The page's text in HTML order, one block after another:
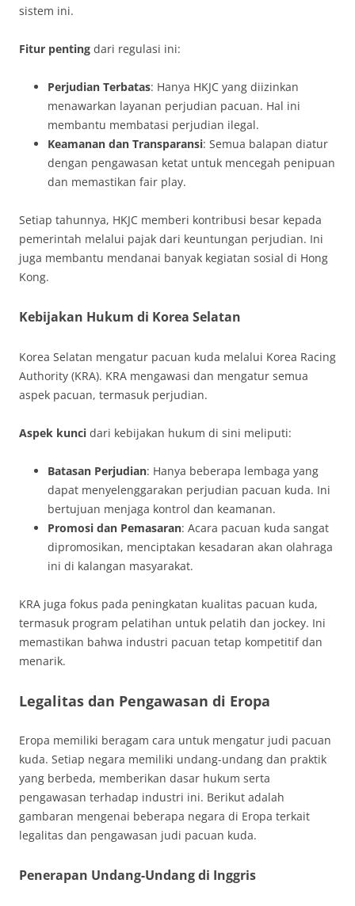
sistem ini.
Fitur penting dari regulasi ini:
Perjudian Terbatas: Hanya HKJC yang diizinkan
menawarkan layanan perjudian pacuan. Hal ini
membantu membatasi perjudian ilegal.
Keamanan dan Transparansi: Semua balapan diatur
dengan pengawasan ketat untuk mencegah penipuan
dan memastikan fair play.
Setiap tahunnya, HKJC memberi kontribusi besar kepada
pemerintah melalui pajak dari keuntungan perjudian. Ini
juga membantu mendanai banyak kegiatan sosial di Hong
Kong.
Kebijakan Hukum di Korea Selatan
Korea Selatan mengatur pacuan kuda melalui Korea Racing
Authority (KRA). KRA mengawasi dan mengatur semua
aspek pacuan, termasuk perjudian.
Aspek kunci dari kebijakan hukum di sini meliputi:
Batasan Perjudian: Hanya beberapa lembaga yang
dapat menyelenggarakan perjudian pacuan kuda. Ini
bertujuan menjaga kontrol dan keamanan.
Promosi dan Pemasaran: Acara pacuan kuda sangat
dipromosikan, menciptakan kesadaran akan olahraga
ini di kalangan masyarakat.
KRA juga fokus pada peningkatan kualitas pacuan kuda,
termasuk program pelatihan untuk pelatih dan jockey. Ini
memastikan bahwa industri pacuan tetap kompetitif dan
menarik.
Legalitas dan Pengawasan di Eropa
Eropa memiliki beragam cara untuk mengatur judi pacuan
kuda. Setiap negara memiliki undang-undang dan praktik
yang berbeda, memberikan dasar hukum serta
pengawasan terhadap industri ini. Berikut adalah
gambaran mengenai beberapa negara di Eropa terkait
legalitas dan pengawasan judi pacuan kuda.
Penerapan Undang-Undang di Inggris